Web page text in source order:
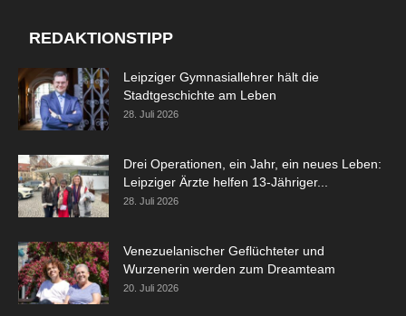
REDAKTIONSTIPP
Leipziger Gymnasiallehrer hält die
Stadtgeschichte am Leben
28. Juli 2026
Drei Operationen, ein Jahr, ein neues Leben:
Leipziger Ärzte helfen 13-Jähriger...
28. Juli 2026
Venezuelanischer Geflüchteter und
Wurzenerin werden zum Dreamteam
20. Juli 2026